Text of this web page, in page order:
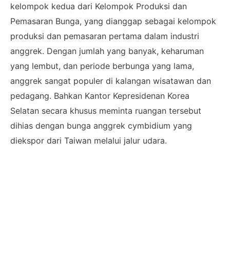
kelompok kedua dari Kelompok Produksi dan
Pemasaran Bunga, yang dianggap sebagai kelompok
produksi dan pemasaran pertama dalam industri
anggrek. Dengan jumlah yang banyak, keharuman
yang lembut, dan periode berbunga yang lama,
anggrek sangat populer di kalangan wisatawan dan
pedagang. Bahkan Kantor Kepresidenan Korea
Selatan secara khusus meminta ruangan tersebut
dihias dengan bunga anggrek cymbidium yang
diekspor dari Taiwan melalui jalur udara.